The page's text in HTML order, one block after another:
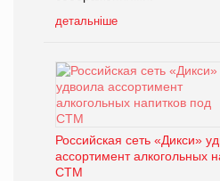
детальніше
Российская сеть «Дикси»
ассортимент алкогольных
СТМ